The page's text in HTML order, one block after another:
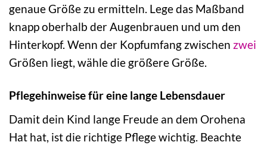
genaue Größe zu ermitteln. Lege das Maßband
knapp oberhalb der Augenbrauen und um den
Hinterkopf. Wenn der Kopfumfang zwischen zwei
Größen liegt, wähle die größere Größe.
Pflegehinweise für eine lange Lebensdauer
Damit dein Kind lange Freude an dem Orohena
Hat hat, ist die richtige Pflege wichtig. Beachte